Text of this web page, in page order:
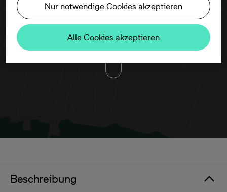
Um diese Karte ansehen zu können,
aktivieren Sie bitte die Dienste Dritter in
den Cookie-Einstellungen.
Beschreibung
Nur notwendige Cookies akzeptieren
Alle Cookies akzeptieren